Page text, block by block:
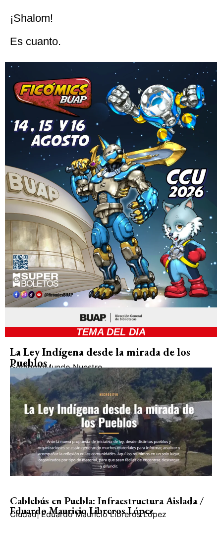
¡Shalom!
Es cuanto.
TEMA DEL DIA
La Ley Indígena desde la mirada de los
Pueblos
GobiernoMundo Nuestro
Cablebús en Puebla: Infraestructura Aislada /
Eduardo Mauricio Libreros López
Ciudad| Eduardo Mauricio Libreros López